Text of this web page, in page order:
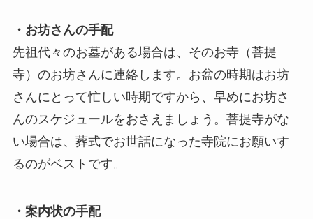
・お坊さんの手配
先祖代々のお墓がある場合は、そのお寺（菩提
寺）のお坊さんに連絡します。お盆の時期はお坊
さんにとって忙しい時期ですから、早めにお坊さ
んのスケジュールをおさえましょう。菩提寺がな
い場合は、葬式でお世話になった寺院にお願いす
るのがベストです。
・案内状の手配